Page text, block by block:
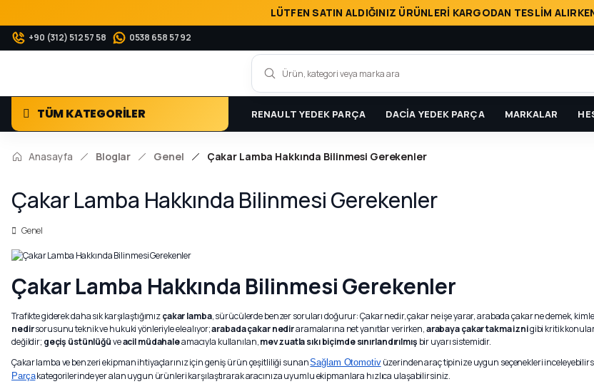
LÜTFEN SATIN ALDIĞINIZ ÜRÜNLERİ KARGODAN TESLİM
+90 (312) 512 57 58 0538 658 57 92
TÜM KATEGORİLER RENAULT YEDEK PARÇA DACİA YEDEK PARÇA MARKALAR
Anasayfa Bloglar Genel Çakar Lamba Hakkında Bilinmesi Gerekenler
Çakar Lamba Hakkında Bilinmesi Gerekenler
Genel
Çakar Lamba Hakkında Bilinmesi Gerekenler
Trafikte giderek daha sık karşılaştığımızçakar lamba, sürücülerde benzer soruları doğurur:Çakar nedir, çakar ne işe yarar, arabada çakar ne demek,
nedirsorusunu teknik ve hukuki yönleriyle ele alıyor;arabada çakar nediraramalarına net yanıtlar verirken,arabaya çakar takma iznigibi kritik
değildir; geçiş üstünlüğüveacil müdahaleamacıyla kullanılan,mevzuatla sıkı biçimde sınırlandırılmış bir uyarı sistemidir.
Çakar lamba ve benzeri ekipman ihtiyaçlarınız için geniş ürün çeşitliliği sunanSağlam Otomotiv üzerinden araç tipinize uygun seçenekleri
Parçakategorilerinde yer alan uygun ürünleri karşılaştırarak aracınıza uyumlu ekipmanlara hızlıca ulaşabilirsiniz.